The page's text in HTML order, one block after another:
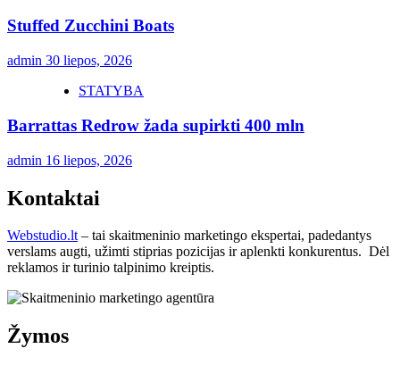
Stuffed Zucchini Boats
admin 30 liepos, 2026
STATYBA
Barrattas Redrow žada supirkti 400 mln
admin 16 liepos, 2026
Kontaktai
Webstudio.lt– tai skaitmeninio marketingo ekspertai, padedantys
verslams augti, užimti stiprias pozicijas ir aplenkti konkurentus. Dėl
reklamos ir turinio talpinimo kreiptis.
Žymos